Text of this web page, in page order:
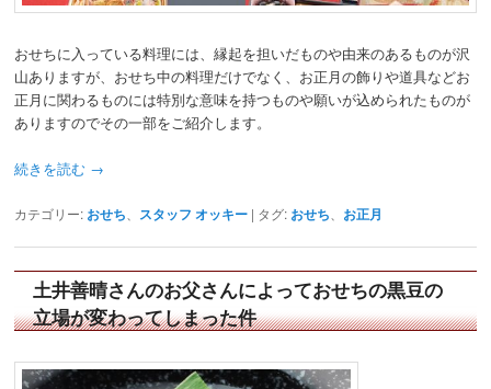
おせちに入っている料理には、縁起を担いだものや由来のあるものが沢
山ありますが、おせち中の料理だけでなく、お正月の飾りや道具などお
正月に関わるものには特別な意味を持つものや願いが込められたものが
ありますのでその一部をご紹介します。
続きを読む →
カテゴリー: おせち スタッフ オッキー | タグ: おせち お正月
土井善晴さんのお父さんによっておせちの黒豆の
立場が変わってしまった件